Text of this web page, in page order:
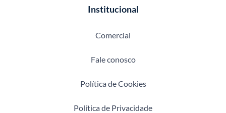
Institucional
Comercial
Fale conosco
Política de Cookies
Política de Privacidade